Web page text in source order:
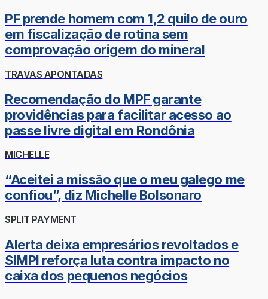
PF prende homem com 1,2 quilo de ouro
em fiscalização de rotina sem
comprovação origem do mineral
TRAVAS APONTADAS
Recomendação do MPF garante
providências para facilitar acesso ao
passe livre digital em Rondônia
MICHELLE
“Aceitei a missão que o meu galego me
confiou”, diz Michelle Bolsonaro
SPLIT PAYMENT
Alerta deixa empresários revoltados e
SIMPI reforça luta contra impacto no
caixa dos pequenos negócios